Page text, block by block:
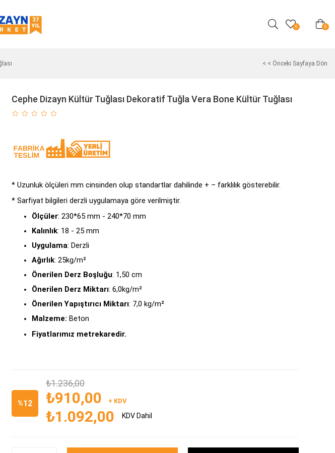
0 0
< < Önceki Sayfaya Dön
Cephe Dizayn Kültür Tuğlası Dekoratif Tuğla Vera Bone Kültür Tuğlası
* Uzunluk ölçüleri mm cinsinden olup standartlar dahilinde + – farklılık gösterebilir.
* Sarfiyat bilgileri derzli uygulamaya göre verilmiştir.
Ölçüler: 230*65 mm - 240*70 mm
Kalınlık: 18 - 25 mm
Uygulama: Derzli
Ağırlık: 25kg/m²
Önerilen Derz Boşluğu: 1,50 cm
Önerilen Derz Miktarı: 6,0kg/m²
Önerilen Yapıştırıcı Miktarı: 7,0 kg/m²
Malzeme: Beton
Fiyatlarımız metrekaredir.
%12
₺1.236,00
₺910,00 + KDV
KDV Dahil
₺1.092,00